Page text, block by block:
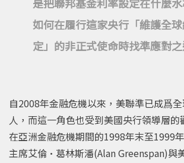
如何在履行這家央行「維護全
定」的非正式使命時找準應對之
自2008年金融危機以來，美聯準已成爲
人，而這一角色也受到美國央行領導層
在亞洲金融危機期間的1998年末至1999
主席艾倫•葛林斯潘(Alan Greenspan)與